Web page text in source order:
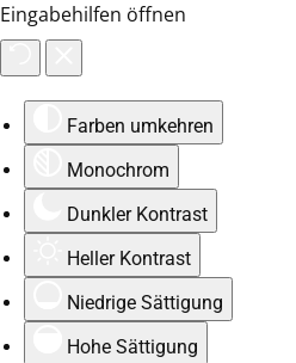
Eingabehilfen öffnen
Farben umkehren
Monochrom
Dunkler Kontrast
Heller Kontrast
Niedrige Sättigung
Hohe Sättigung